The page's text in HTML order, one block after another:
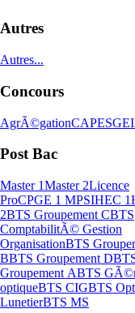
Autres
Autres...
Concours
AgrÃ©gationCAPES
Post Bac
Master 1Master 2Licence
ProCPGE 1 MPSIHEC 1
2BTS Groupement CBTS
ComptabilitÃ© Gestion
OrganisationBTS
BBTS Groupement D
Groupement ABTS
optiqueBTS CIGBTS
LunetierBTS MS